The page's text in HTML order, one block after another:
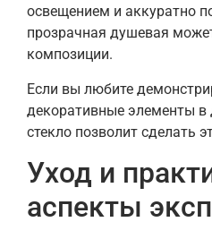
освещением и аккуратно
прозрачная душевая
композиции.
Если вы любите
декоративные элементы в
стекло позволит сделать
Уход и
аспекты